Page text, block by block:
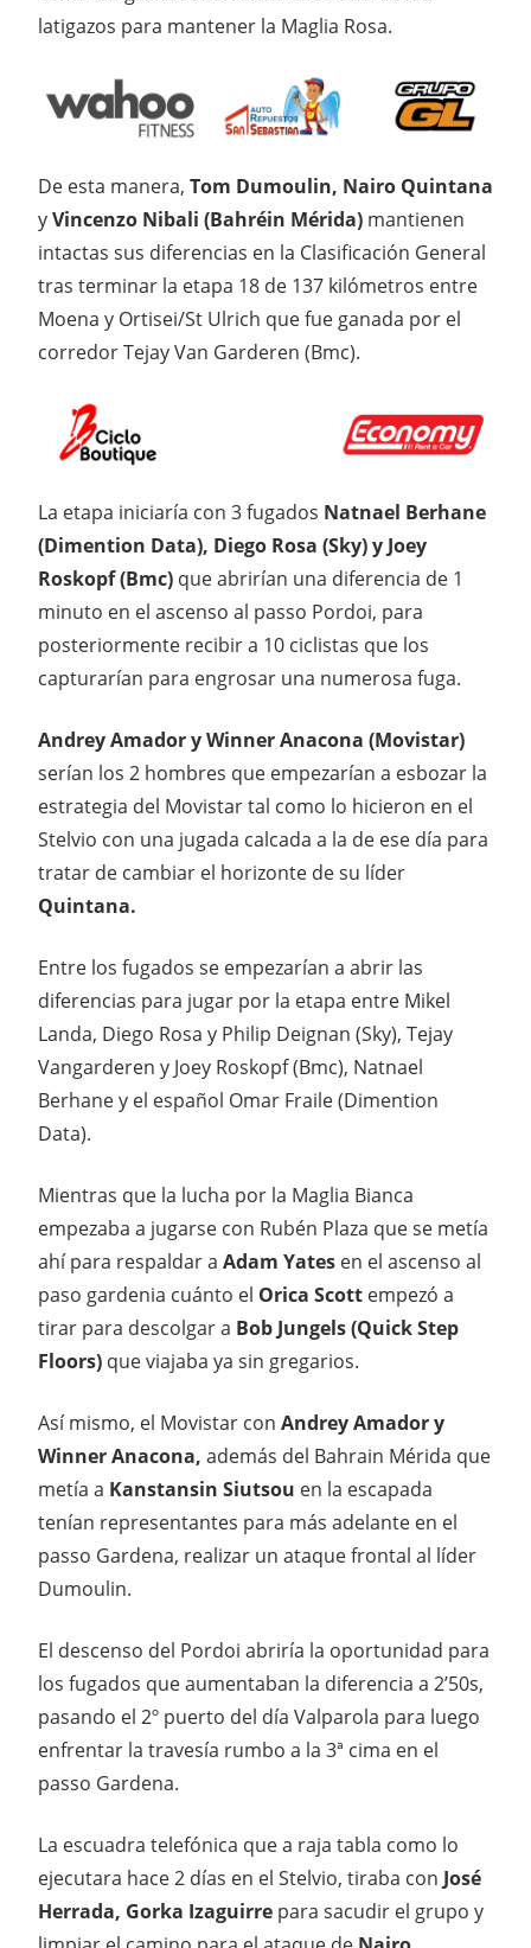
latigazos para mantener la Maglia Rosa.
De esta manera, Tom Dumoulin, Nairo Quintana
yVincenzo Nibali (Bahréin Mérida) mantienen
intactas sus diferencias en la Clasificación General
tras terminar la etapa 18 de 137 kilómetros entre
Moena y Ortisei/St Ulrich que fue ganada por el
corredor Tejay Van Garderen (Bmc).
La etapa iniciaría con 3 fugados Natnael Berhane
(Dimention Data), Diego Rosa (Sky) y Joey
Roskopf (Bmc) que abrirían una diferencia de 1
minuto en el ascenso al passo Pordoi, para
posteriormente recibir a 10 ciclistas que los
capturarían para engrosar una numerosa fuga.
Andrey Amador y Winner Anacona (Movistar)
serían los 2 hombres que empezarían a esbozar la
estrategia del Movistar tal como lo hicieron en el
Stelvio con una jugada calcada a la de ese día para
tratar de cambiar el horizonte de su líder
Quintana.
Entre los fugados se empezarían a abrir las
diferencias para jugar por la etapa entre Mikel
Landa, Diego Rosa y Philip Deignan (Sky), Tejay
Vangarderen y Joey Roskopf (Bmc), Natnael
Berhane y el español Omar Fraile (Dimention
Data).
Mientras que la lucha por la Maglia Bianca
empezaba a jugarse con Rubén Plaza que se metía
ahí para respaldar a Adam Yates en el ascenso al
paso gardenia cuánto el Orica Scott empezó a
tirar para descolgar a Bob Jungels(Quick Step
Floors) que viajaba ya sin gregarios.
Así mismo, el Movistar con Andrey Amador y
Winner Anacona, además del Bahrain Mérida que
metía a Kanstansin Siutsou en la escapada
tenían representantes para más adelante en el
passo Gardena, realizar un ataque frontal al líder
Dumoulin.
El descenso del Pordoi abriría la oportunidad para
los fugados que aumentaban la diferencia a 2’50s,
pasando el 2º puerto del día Valparola para luego
enfrentar la travesía rumbo a la 3ª cima en el
passo Gardena.
La escuadra telefónica que a raja tabla como lo
ejecutara hace 2 días en el Stelvio, tiraba con José
Herrada, Gorka Izaguirre para sacudir el grupo y